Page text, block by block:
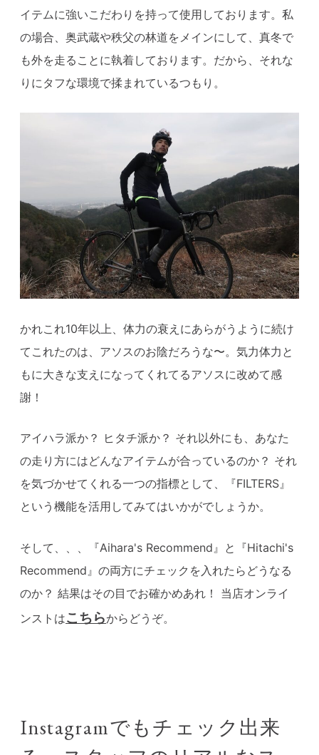
イテムに強いこだわりを持って使用しております。私
の場合、奥武蔵や秩父の林道をメインにして、真冬で
も外を走ることに執着しております。だから、それな
りにタフな環境で揉まれているつもり。
かれこれ10年以上、体力の衰えにあらがうように続け
てこれたのは、アソスのお陰だろうな〜。気力体力と
もに大きな支えになってくれてるアソスに改めて感
謝！
アイハラ派か？ ヒタチ派か？ それ以外にも、あなた
の走り方にはどんなアイテムが合っているのか？ それ
を気づかせてくれる一つの指標として、
『FILTERS』
という機能を活用してみてはいかがでしょうか。
そして、、、『Aihara's Recommend』と『Hitachi's
Recommend』の両方にチェックを入れたらどうなる
のか？ 結果はその目でお確かめあれ！ 当店オンライ
ンストはこちらからどうぞ。
Instagramでもチェック出来